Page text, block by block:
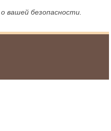
вашей безопасности.